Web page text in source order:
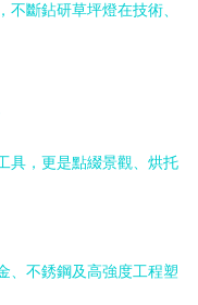
斷鉆研草坪燈在技術、
具，更是點綴景觀、烘托
、不銹鋼及高強度工程塑